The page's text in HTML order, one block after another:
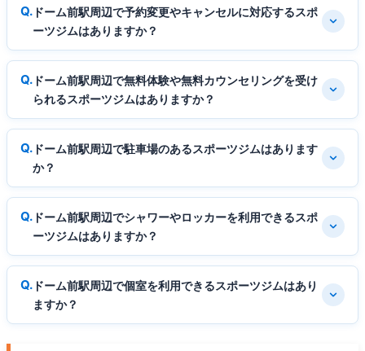
ドーム前駅周辺で予約変更やキャンセルに対応するスポ
ーツジムはありますか？
ドーム前駅周辺で無料体験や無料カウンセリングを受け
られるスポーツジムはありますか？
ドーム前駅周辺で駐車場のあるスポーツジムはあります
か？
ドーム前駅周辺でシャワーやロッカーを利用できるスポ
ーツジムはありますか？
ドーム前駅周辺で個室を利用できるスポーツジムはあり
ますか？